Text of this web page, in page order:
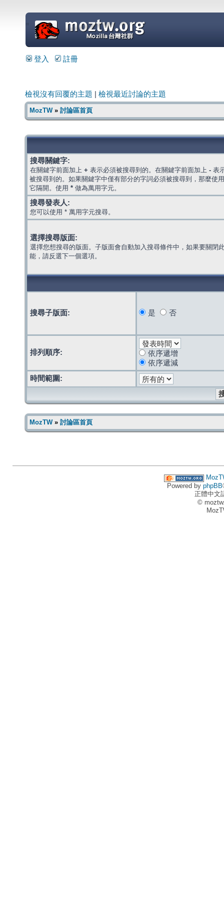
=
登入 註冊
檢視沒有回覆的主題 檢視最近討論的主題
MozTW» 討論區首頁
搜尋關鍵字:
在關鍵字前面加上 + 表示必須被搜尋到的。在關鍵字前面加上 - 表
被搜尋到的。如果關鍵字中僅有部分的字詞必須被搜尋到，那麼使
它隔開。使用 * 做為萬用字元。
搜尋發表人:
您可以使用 * 萬用字元搜尋。
選擇搜尋版面:
選擇您想搜尋的版面。子版面會自動加入搜尋條件中，如果要關閉
能，請反選下一個選項。
搜尋子版面: 是 否
排列順序:
依序遞增
依序遞減
時間範圍:
MozTW» 討論區首頁
Powered by phpBB
正體中文
©